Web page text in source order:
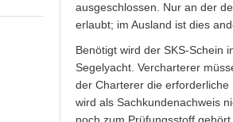
ausgeschlossen. Nur an der
erlaubt; im Ausland ist dies
Benötigt wird der SKS-Schein
Segelyacht. Vercharterer
der Charterer die
wird als Sachkundenachweis